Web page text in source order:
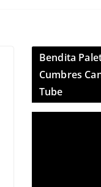
Bendita
Cumbres
Tube